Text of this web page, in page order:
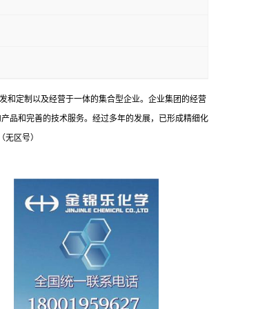
和定制以及经营于一体的集合型企业。企业集团的经营
品和完善的技术服务。经过多年的发展，已形成精细化
区号）